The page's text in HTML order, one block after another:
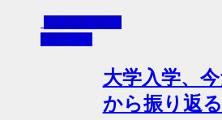
人生を振り返
る忘備録
大学入学、
から振り返